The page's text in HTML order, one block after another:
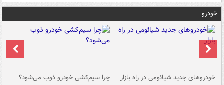
خودرو
خودروهای جدید شیائومی در راه بازار چرا سیم‌کشی خودرو ذوب می‌شود؟